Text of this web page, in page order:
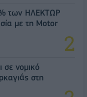
των ΗΛΕΚΤΩΡ
με τη Motor
σε νομικό
στη